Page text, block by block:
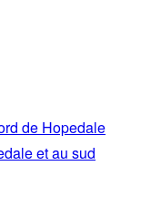
de Hopedale
et au sud